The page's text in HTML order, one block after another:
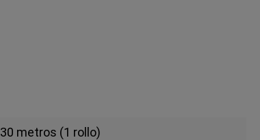
30 metros (1 rollo)